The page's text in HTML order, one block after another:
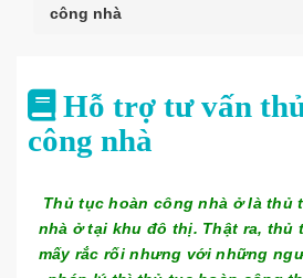
công nhà
Hỗ trợ tư vấn
công nhà
Thủ tục hoàn công nhà ở là thủ
nhà ở tại khu đô thị. Thật ra, thủ
mấy rắc rối nhưng với những